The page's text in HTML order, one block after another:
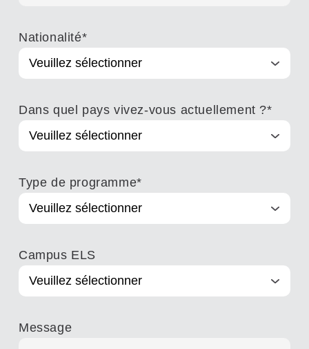
Nationalité*
Dans quel pays vivez-vous actuellement ?*
Type de programme*
Campus ELS
Message